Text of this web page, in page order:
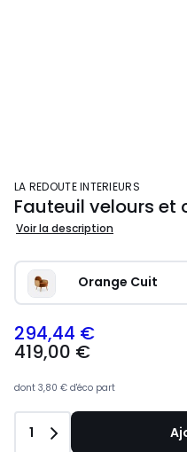
LA REDOUTE INTERIEURS
Fauteuil velours et
Voir la description
Orange Cuit
294,44 €
419,00 €
dont 3,80 € d'éco part
Quantité
1